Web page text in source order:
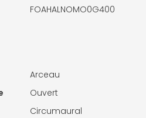
FOAHALNOMO0G400
Arceau
Ouvert
Circumaural